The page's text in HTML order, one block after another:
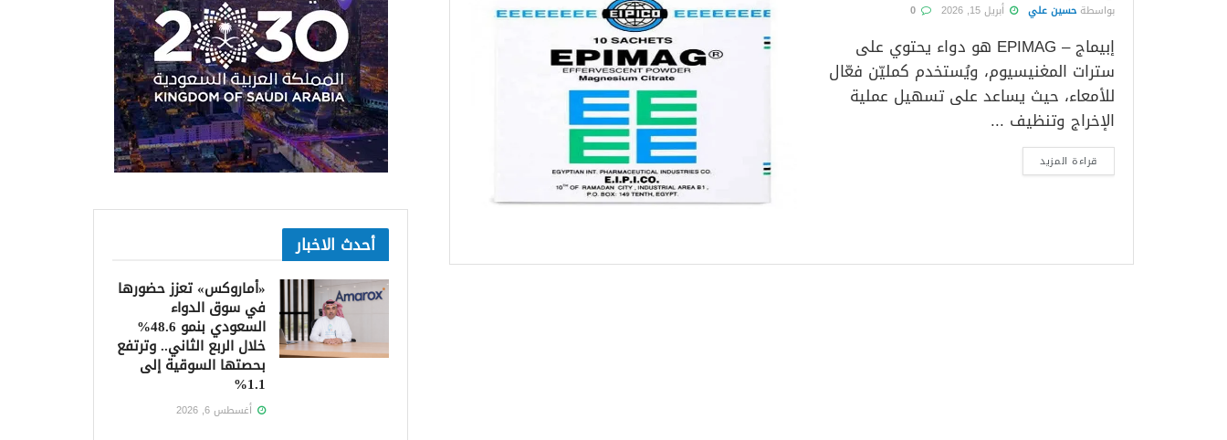
بواسطة حسين علي أبريل 15, 2026
إبيماج – EPIMAG هو دواء يحتوي على
سترات المغنيسيوم، ويُستخدم كمليّن فعّال
للأمعاء، حيث يساعد على تسهيل عملية
الإخراج وتنظيف ...
قراءة المزيد
أحدث الاخبار
«أماروكس» تعزز حضورها
في سوق الدواء
السعودي بنمو 48.6%
خلال الربع الثاني.. وترتفع
بحصتها السوقية إلى
1.1%
أغسطس 6, 2026